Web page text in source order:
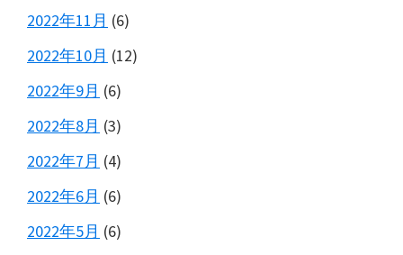
2022年11月 (6)
2022年10月 (12)
2022年9月 (6)
2022年8月 (3)
2022年7月 (4)
2022年6月 (6)
2022年5月 (6)